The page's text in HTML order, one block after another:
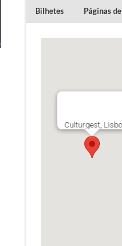
Bilhetes Páginas
Culturgest,